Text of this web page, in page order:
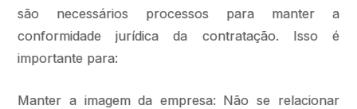
são necessários processos para manter a
conformidade jurídica da contratação. Isso é
importante para:
Manter a imagem da empresa: Não se relacionar